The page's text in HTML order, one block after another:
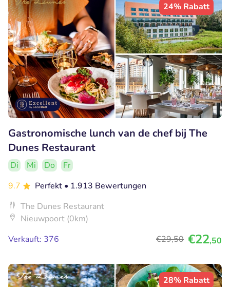
24% Rabatt
Gastronomische lunch van de chef bij The
Dunes Restaurant
Di Mi Do
Fr
9.7
Perfekt • 1.913 Bewertungen
The Dunes Restaurant
Nieuwpoort (0km)
Verkauft: 376
€29,50 €22,50
28% Rabatt